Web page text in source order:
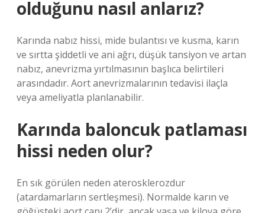
olduğunu nasıl anlarız?
Karında nabız hissi, mide bulantısı ve kusma, karın
ve sırtta şiddetli ve ani ağrı, düşük tansiyon ve artan
nabız, anevrizma yırtılmasının başlıca belirtileri
arasındadır. Aort anevrizmalarının tedavisi ilaçla
veya ameliyatla planlanabilir.
Karında baloncuk patlaması
hissi neden olur?
En sık görülen neden aterosklerozdur
(atardamarların sertleşmesi). Normalde karın ve